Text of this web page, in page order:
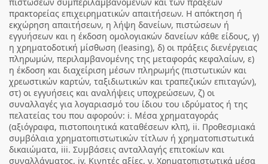
πρακτορείας επιχειρηματικών απαιτήσεων. Η απόκτηση ή
εκχώρηση απαιτήσεων, η λήψη δανείων, πιστώσεων ή
εγγυήσεων και η έκδοση ομολογιακών δανείων κάθε είδους, γ)
η χρηματοδοτική μίσθωση (leasing), δ) οι πράξεις διενέργειας
πληρωμών, περιλαμβανομένης της μεταφοράς κεφαλαίων, ε)
η έκδοση και διαχείριση μέσων πληρωμής (πιστωτικών και
χρεωστικών καρτών, ταξιδιωτικών και τραπεζικών επιταγών),
στ) οι εγγυήσεις και αναλήψεις υποχρεώσεων, ζ) οι
συναλλαγές για λογαριασμό του ίδιου του ιδρύματος ή της
πελατείας του που αφορούν: i. Μέσα χρηματαγοράς
(αξιόγραφα, πιστοποιητικά καταθέσεων κλπ), ii. Προθεσμιακά
συμβόλαια χρηματοπιστωτικών τίτλων ή χρηματοπιστωτικά
δικαιώματα, iii. Συμβάσεις ανταλλαγής επιτοκίων και
συναλλάγματος, iv. Κινητές αξίες, ν. Χρηματοπιστωτικά μέσα